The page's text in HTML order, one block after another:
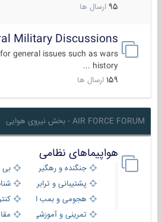
95 ارسال ها
Military Discussions
for general issues such as wars
history ...
159 ارسال ها
AIR FORCE FORUM - بخش نیروی هوایی
هواپیماهای نظامی
جنگنده و رهگیر
بی
پشتیبانی و ترابری
هجومی و بمب افکن
تمرینی و آموزشی